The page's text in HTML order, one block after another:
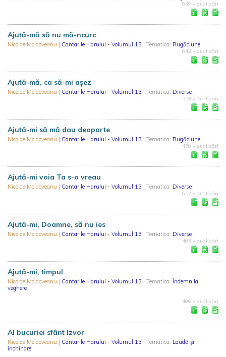
639 vizualizări
Ajută-mă să nu mă-ncurc
Nicolae Moldoveanu | Cantarile Harului - Volumul 13 | Tematica: Rugăciune
643 vizualizări
Ajută-mă, ca să-mi așez
Nicolae Moldoveanu | Cantarile Harului - Volumul 13 | Tematica: Diverse
553 vizualizări
Ajută-mi să mă dau deoparte
Nicolae Moldoveanu | Cantarile Harului - Volumul 13 | Tematica: Rugăciune
458 vizualizări
Ajută-mi voia Ta s-o vreau
Nicolae Moldoveanu | Cantarile Harului - Volumul 13 | Tematica: Diverse
612 vizualizări
Ajută-mi, Doamne, să nu ies
Nicolae Moldoveanu | Cantarile Harului - Volumul 13 | Tematica: Diverse
403 vizualizări
Ajută-mi, timpul
Nicolae Moldoveanu | Cantarile Harului - Volumul 13 | Tematica: Îndemn la
veghere
406 vizualizări
Al bucuriei sfânt Izvor
Nicolae Moldoveanu | Cantarile Harului - Volumul 13 | Tematica: Laudă și
închinare